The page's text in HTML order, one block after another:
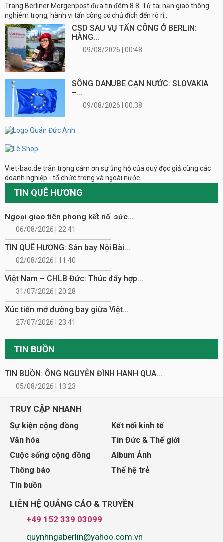
Trang Berliner Morgenpost đưa tin đêm 8.8: Từ tai nạn giao thông
nghiêm trọng, hành vi tấn công có chủ đích đến rò rỉ...
CSD SAU VỤ TẤN CÔNG Ở BERLIN:
HÀNG...
09/08/2026 | 00:48
SÔNG DANUBE CẠN NƯỚC: SLOVAKIA
–...
09/08/2026 | 00:38
Viet-bao.de trân trọng cám ơn sự ủng hộ của quý đọc giả cùng các
doanh nghiệp - tổ chức trong và ngoài nước.
TIN QUÊ HƯƠNG
Ngoại giao tiên phong kết nối sức...
06/08/2026 | 22:41
TIN QUÊ HƯƠNG: Sân bay Nội Bài...
02/08/2026 | 11:40
Việt Nam – CHLB Đức: Thúc đẩy hợp...
31/07/2026 | 20:28
Xúc tiến mở đường bay giữa Việt...
27/07/2026 | 23:41
TIN BUỒN
TIN BUỒN: ÔNG NGUYỄN ĐÌNH HANH QUA...
05/08/2026 | 13:23
TRUY CẬP NHANH
Sự kiện cộng đồng
Kết nối kinh tế
Văn hóa
Tin Đức & Thế giới
Cuộc sống cộng đồng
Album Ảnh
Thông báo
Thế hệ trẻ
Tin buồn
LIÊN HỆ QUẢNG CÁO & TRUYỀN
+49 152 339 03099
quynhngaberlin@yahoo.com.vn